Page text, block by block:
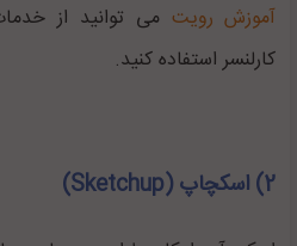
آموزش رویت می توانید از
کارلنسر استفاده کنید.
2) اسکچاپ (Sketchup)